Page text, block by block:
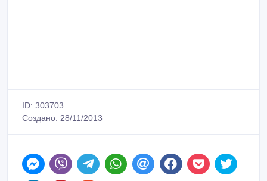
ID: 303703
Создано: 28/11/2013